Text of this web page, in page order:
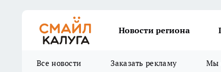
Новости региона
Все новости Заказать рекламу Мы